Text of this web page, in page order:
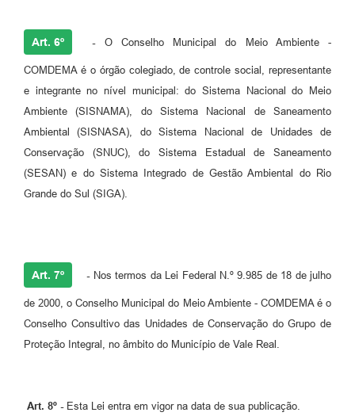
Art. 6º -O Conselho Municipal do Meio Ambiente -
COMDEMA é o órgão colegiado, de controle social, representante
e integrante no nível municipal: do Sistema Nacional do Meio
Ambiente (SISNAMA), do Sistema Nacional de Saneamento
Ambiental (SISNASA), do Sistema Nacional de Unidades de
Conservação (SNUC), do Sistema Estadual de Saneamento
(SESAN) e do Sistema Integrado de Gestão Ambiental do Rio
Grande do Sul (SIGA).
Art. 7º -Nos termos da Lei Federal N.º 9.985 de 18 de julho
de 2000, o Conselho Municipal do Meio Ambiente - COMDEMA é o
Conselho Consultivo das Unidades de Conservação do Grupo de
Proteção Integral, no âmbito do Município de Vale Real.
Art. 8º - Esta Lei entra em vigor na data de sua publicação.